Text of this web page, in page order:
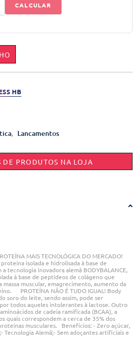
CALCULAR
HB
, Lancamentos
DE PRODUTOS NA LOJA
MAIS TECNOLÓGICA DO MERCADO!
isolada e hidrolisada à base de
tecnologia inovadora alemã BODYBALANCE,
à base de peptídeos de colágeno que
muscular, emagrecimento, aumento da
PROTEÍNA NÃO É TUDO IGUAL! Body
soro do leite, sendo assim, pode ser
todos aqueles intolerantes à lactose. Outro
de cadeia ramificada (BCAA), a
quais correspondem a cerca de 35% dos
musculares. Benefícios: - Zero açúcar,
Tecnologia Alemã;- Sem adoçantes artificiais e